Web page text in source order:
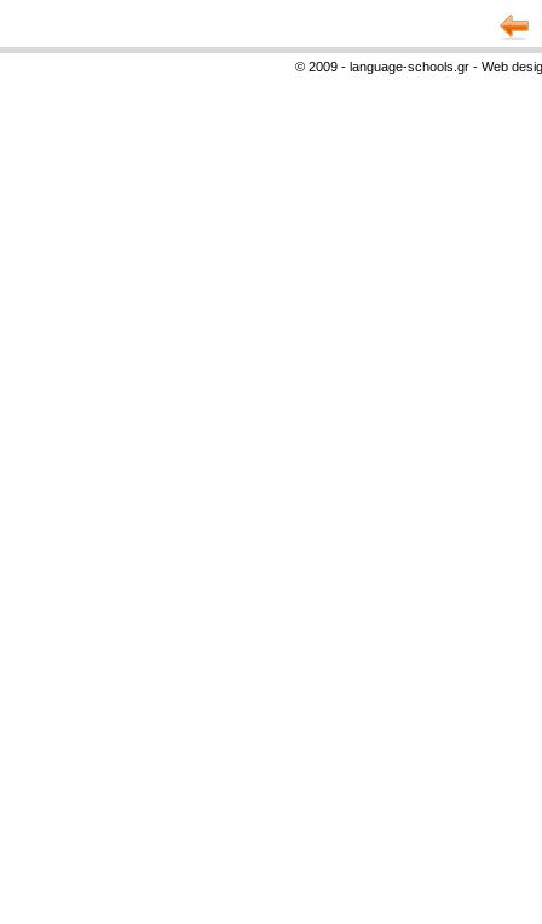
© 2009 - language-schools.gr - Web